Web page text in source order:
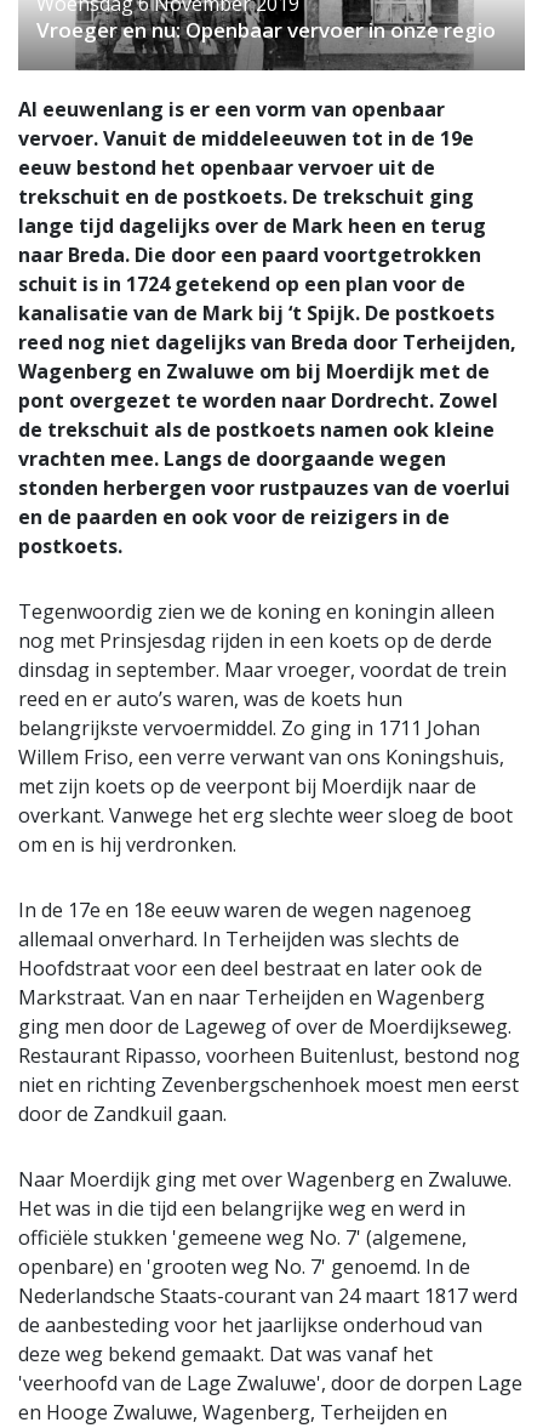
Vroeger en nu: Openbaar vervoer in onze regio
Al eeuwenlang is er een vorm van openbaar
vervoer. Vanuit de middeleeuwen tot in de 19e
eeuw bestond het openbaar vervoer uit de
trekschuit en de postkoets. De trekschuit ging
lange tijd dagelijks over de Mark heen en terug
naar Breda. Die door een paard voortgetrokken
schuit is in 1724 getekend op een plan voor de
kanalisatie van de Mark bij ‘t Spijk. De postkoets
reed nog niet dagelijks van Breda door Terheijden,
Wagenberg en Zwaluwe om bij Moerdijk met de
pont overgezet te worden naar Dordrecht. Zowel
de trekschuit als de postkoets namen ook kleine
vrachten mee. Langs de doorgaande wegen
stonden herbergen voor rustpauzes van de voerlui
en de paarden en ook voor de reizigers in de
postkoets.
Tegenwoordig zien we de koning en koningin alleen
nog met Prinsjesdag rijden in een koets op de derde
dinsdag in september. Maar vroeger, voordat de trein
reed en er auto’s waren, was de koets hun
belangrijkste vervoermiddel. Zo ging in 1711 Johan
Willem Friso, een verre verwant van ons Koningshuis,
met zijn koets op de veerpont bij Moerdijk naar de
overkant. Vanwege het erg slechte weer sloeg de boot
om en is hij verdronken.
In de 17e en 18e eeuw waren de wegen nagenoeg
allemaal onverhard. In Terheijden was slechts de
Hoofdstraat voor een deel bestraat en later ook de
Markstraat. Van en naar Terheijden en Wagenberg
ging men door de Lageweg of over de Moerdijkseweg.
Restaurant Ripasso, voorheen Buitenlust, bestond nog
niet en richting Zevenbergschenhoek moest men eerst
door de Zandkuil gaan.
Naar Moerdijk ging met over Wagenberg en Zwaluwe.
Het was in die tijd een belangrijke weg en werd in
officiële stukken 'gemeene weg No. 7' (algemene,
openbare) en 'grooten weg No. 7' genoemd. In de
Nederlandsche Staats-courant van 24 maart 1817 werd
de aanbesteding voor het jaarlijkse onderhoud van
deze weg bekend gemaakt. Dat was vanaf het
'veerhoofd van de Lage Zwaluwe', door de dorpen Lage
en Hooge Zwaluwe, Wagenberg, Terheijden en